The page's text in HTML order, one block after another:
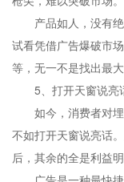
产品如人，没有绝
试看凭借广告爆破市
等，无一不是找出最
5、打开天窗说亮
如今，消费者对埋
不如打开天窗说亮话
后，其余的全是利益